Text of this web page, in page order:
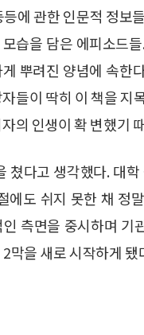
에 관한 인문적 정보
습을 담은 에피소드
뿌려진 양념에 속한
들이 딱히 이 책을
의 인생이 확 변했기
쳤다고 생각했다. 대
에도 쉬지 못한 채 정
측면을 중시하며
막을 새로 시작하게 됐